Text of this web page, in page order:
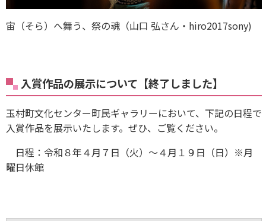
宙（そら）へ舞う、祭の魂（山口 弘さん・hiro2017sony)
入賞作品の展示について【終了しました】
玉村町文化センター町民ギャラリーにおいて、下記の日程で
入賞作品を展示いたします。ぜひ、ご覧ください。
日程：令和８年４月７日（火）〜４月１９日（日）※月
曜日休館